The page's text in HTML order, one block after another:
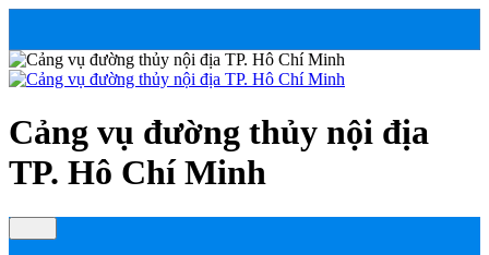
Cảng vụ đường thủy nội địa
TP. Hô Chí Minh